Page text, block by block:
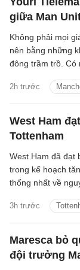
giữa Man
2h trước
Không phải mọi
nên bằng những
đông trầm trồ. Có
một pha xoay
chuyền tưởng
cả khoảng trời
Tielemans là kiểu
West Ham
Tottenham
3h trước
West Ham đã đạt
trong kế hoạch
thống nhất về
Maresca bỏ
đội trưởng